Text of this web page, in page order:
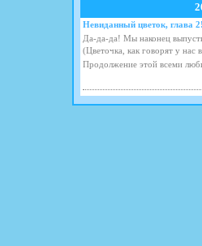
Невиданный цветок, глава
Да-да-да! Мы наконец
(Цветочка, как говорят у нас
Продолжение этой всеми